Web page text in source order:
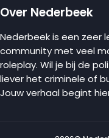
Over Nederbeek
Nederbeek is een zeer
community met veel
roleplay. Wil je bij de
liever het criminele of
Jouw verhaal begint